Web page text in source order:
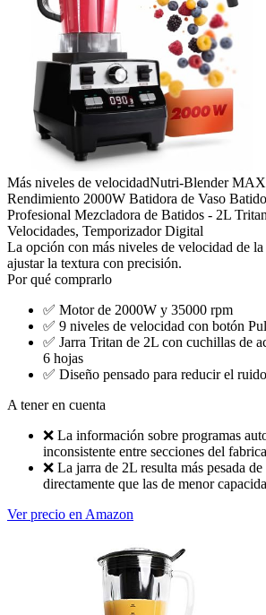
Más niveles de velocidadNutri-Blender
Rendimiento 2000W Batidora de Vaso
Profesional Mezcladora de Batidos - 2L
Velocidades, Temporizador Digital
La opción con más niveles de velocidad de
ajustar la textura con precisión.
Por qué comprarlo
✅ Motor de 2000W y 35000 rpm
✅ 9 niveles de velocidad con botón
✅ Jarra Tritan de 2L con cuchillas de
6 hojas
✅ Diseño pensado para reducir el
A tener en cuenta
❌ La información sobre programas
inconsistente entre secciones del
❌ La jarra de 2L resulta más pesada
directamente que las de menor
Ver precio en Amazon